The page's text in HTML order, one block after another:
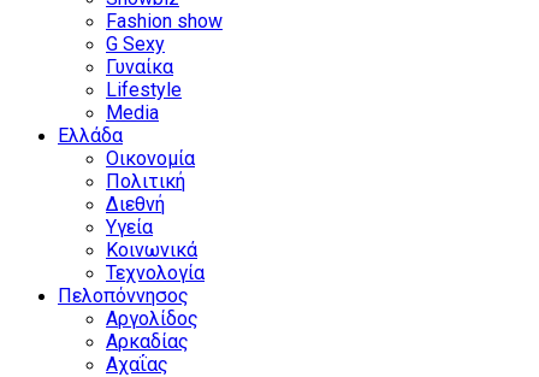
Fashion show
G Sexy
Γυναίκα
Lifestyle
Media
Ελλάδα
Οικονομία
Πολιτική
Διεθνή
Υγεία
Κοινωνικά
Τεχνολογία
Πελοπόννησος
Αργολίδος
Αρκαδίας
Αχαΐας